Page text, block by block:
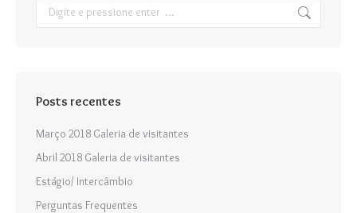
Search:
Posts recentes
Março 2018 Galeria de visitantes
Abril 2018 Galeria de visitantes
Estágio/ Intercâmbio
Perguntas Frequentes